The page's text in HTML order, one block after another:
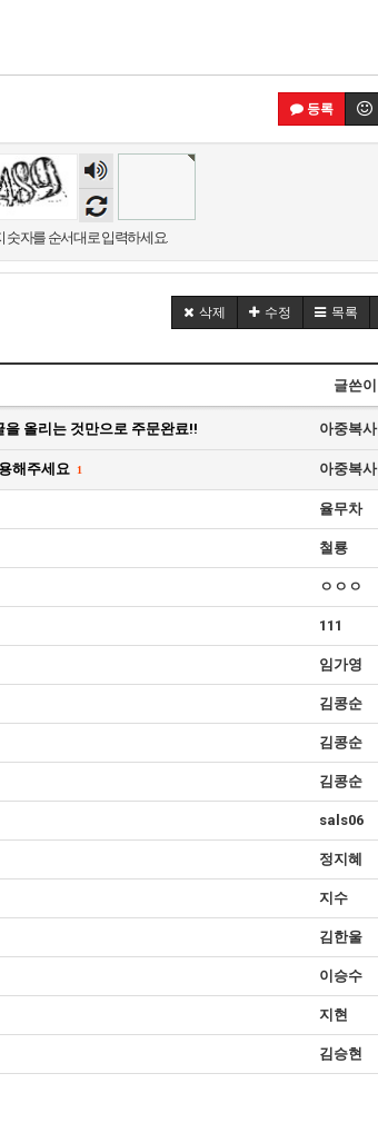
등록
숫자
음성
듣기
숫자를 순서대로 입력하세요.
삭제 수정 목록
글쓴이
올리는 것만으로 주문완료!! 아중복사
해주세요 1 아중복사
율무차
철룡
ㅇㅇㅇ
111
임가영
김콩순
김콩순
김콩순
sals06
정지혜
지수
김한울
이승수
지현
김승현